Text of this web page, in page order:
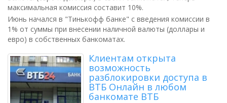
максимальная комиссия составит 10%.
Июнь начался в "Тинькофф банке" с введения комиссии в
1% от суммы при внесении наличной валюты (доллары и
евро) в собственных банкоматах.
Клиентам открыта
возможность
разблокировки доступа в
ВТБ Онлайн в любом
банкомате ВТБ